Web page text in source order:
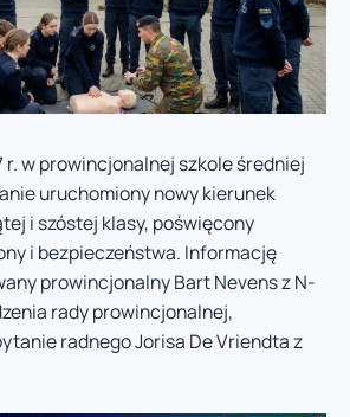
r. w prowincjonalnej szkole średniej
uruchomiony nowy kierunek
i szóstej klasy, poświęcony
i bezpieczeństwa. Informację
prowincjonalny Bart Nevens z N-
rady prowincjonalnej,
radnego Jorisa De Vriendta z